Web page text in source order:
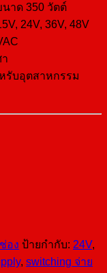
นาด 350 วัตต์
24V, 36V, 48V
รับอุตสาหกรรม
อง ป้ายกำกับ: 24V,
, switching จ่าย